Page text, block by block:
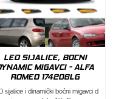
LED SIJALICE, BOCNI
MIGAVCI - ALFA
ROMEO 174206LG
sijalice i dinamički bočni migavci d